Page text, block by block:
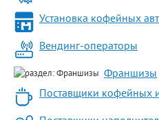
Установка кофейных
Вендинг-операторы
Франшизы
Поставщики кофейных